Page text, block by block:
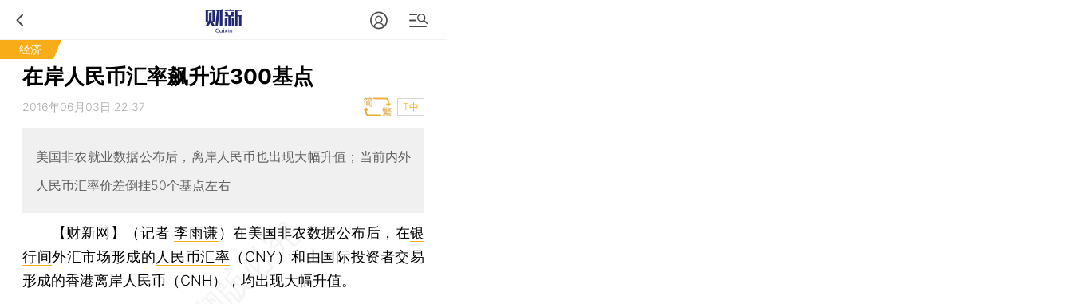
经济
在岸人民币汇率飙升近300基点
2016年06月03日 22:37 T中
美国非农就业数据公布后，离岸人民币也出现大幅升值；当前内外
人民币汇率价差倒挂50个基点左右
【财新网】（记者李雨谦）在美国非农数据公布后，在银
行间外汇市场形成的 人民币汇率 （CNY）和由国际投资者交易
形成的香港离岸人民币（CNH），均出现大幅升值。